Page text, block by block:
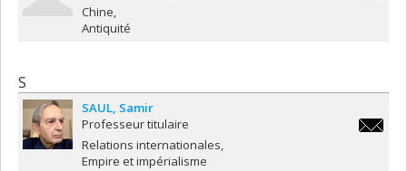
Chine
Antiquité
S
SAUL Samir
Professeur titulaire
Relations internationales
Empire et impérialisme